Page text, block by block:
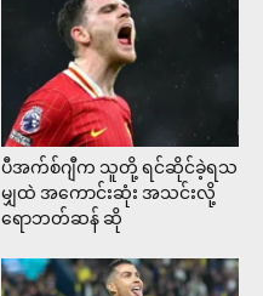
ပီအက်စ်ဂျီက သူတို့ ရင်ဆိုင်ခဲ့ရသ
မျှထဲ အကောင်းဆုံး အသင်းလို့
ရောဘတ်ဆန် ဆို